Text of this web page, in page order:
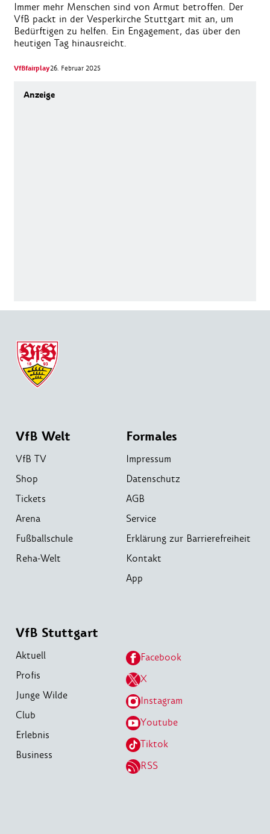
Immer mehr Menschen sind von Armut betroffen. Der
VfB packt in der Vesperkirche Stuttgart mit an, um
Bedürftigen zu helfen. Ein Engagement, das über den
heutigen Tag hinausreicht.
VfBfairplay26. Februar 2025
VfB Welt
VfB TV
Shop
Tickets
Arena
Fußballschule
Reha-Welt
Formales
Impressum
Datenschutz
AGB
Service
Erklärung zur Barrierefreiheit
Kontakt
App
VfB Stuttgart
Aktuell
Profis
Junge Wilde
Club
Erlebnis
Business
Facebook
X
Instagram
Youtube
Tiktok
RSS